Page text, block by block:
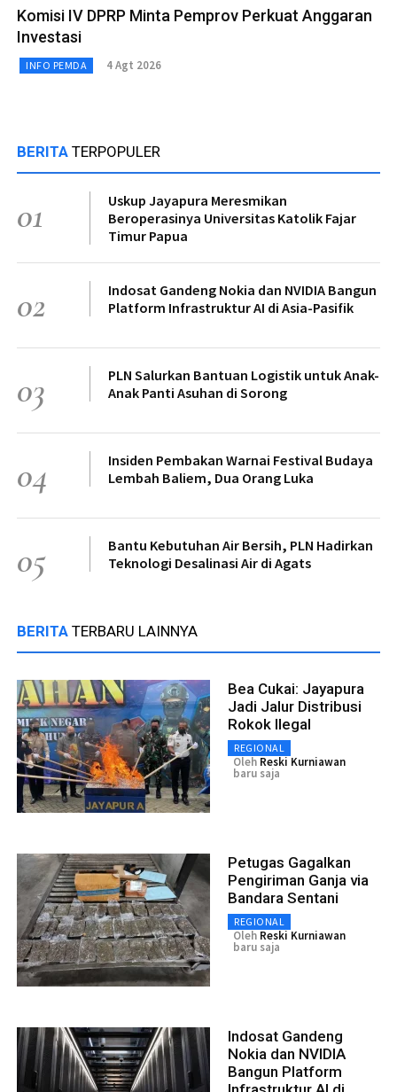
Komisi IV DPRP Minta Pemprov Perkuat Anggaran
Investasi
INFO PEMDA 4 Agt 2026
BERITA TERPOPULER
01
Uskup Jayapura Meresmikan
Beroperasinya Universitas Katolik Fajar
Timur Papua
02
Indosat Gandeng Nokia dan NVIDIA Bangun
Platform Infrastruktur AI di Asia-Pasifik
03
PLN Salurkan Bantuan Logistik untuk Anak-
Anak Panti Asuhan di Sorong
04
Insiden Pembakan Warnai Festival Budaya
Lembah Baliem, Dua Orang Luka
05
Bantu Kebutuhan Air Bersih, PLN Hadirkan
Teknologi Desalinasi Air di Agats
BERITA TERBARU LAINNYA
Bea Cukai: Jayapura
Jadi Jalur Distribusi
Rokok Ilegal
REGIONAL
Oleh Reski Kurniawan
baru saja
Petugas Gagalkan
Pengiriman Ganja via
Bandara Sentani
REGIONAL
Oleh Reski Kurniawan
baru saja
Indosat Gandeng
Nokia dan NVIDIA
Bangun Platform